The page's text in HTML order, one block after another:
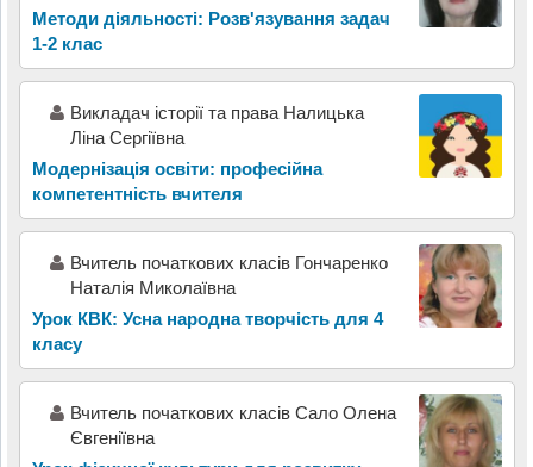
Методи діяльності: Розв'язування задач
1-2 клас
Викладач історії та права Налицька
Ліна Сергіївна
Модернізація освіти: професійна
компетентність вчителя
Вчитель початкових класів Гончаренко
Наталія Миколаївна
Урок КВК: Усна народна творчість для 4
класу
Вчитель початкових класів Сало Олена
Євгеніївна